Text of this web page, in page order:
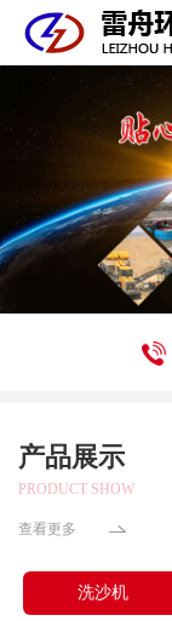
产品展示
PRODUCT SHOW
查看更多
洗沙机